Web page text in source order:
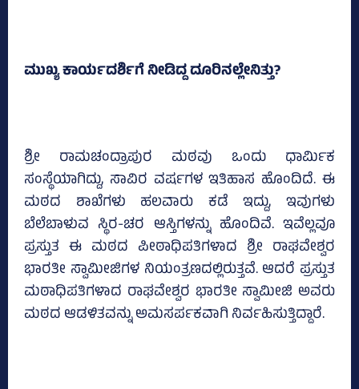
ಮುಖ್ಯ ಕಾರ್ಯದರ್ಶಿಗೆ ನೀಡಿದ್ದ ದೂರಿನಲ್ಲೇನಿತ್ತು?
ಶ್ರೀ ರಾಮಚಂದ್ರಾಪುರ ಮಠವು ಒಂದು ಧಾರ್ಮಿಕ
ಸಂಸ್ಥೆಯಾಗಿದ್ದು, ಸಾವಿರ ವರ್ಷಗಳ ಇತಿಹಾಸ ಹೊಂದಿದೆ. ಈ
ಮಠದ ಶಾಖೆಗಳು ಹಲವಾರು ಕಡೆ ಇದ್ದು, ಇವುಗಳು
ಬೆಲೆಬಾಳುವ ಸ್ಥಿರ-ಚರ ಆಸ್ತಿಗಳನ್ನು ಹೊಂದಿವೆ. ಇವೆಲ್ಲವೂ
ಪ್ರಸ್ತುತ ಈ ಮಠದ ಪೀಠಾಧಿಪತಿಗಳಾದ ಶ್ರೀ ರಾಘವೇಶ್ವರ
ಭಾರತೀ ಸ್ವಾಮೀಜಿಗಳ ನಿಯಂತ್ರಣದಲ್ಲಿರುತ್ತವೆ. ಆದರೆ ಪ್ರಸ್ತುತ
ಮಠಾಧಿಪತಿಗಳಾದ ರಾಘವೇಶ್ವರ ಭಾರತೀ ಸ್ವಾಮೀಜಿ ಅವರು
ಮಠದ ಆಡಳಿತವನ್ನು ಅಮಸರ್ಪಕವಾಗಿ ನಿರ್ವಹಿಸುತ್ತಿದ್ದಾರೆ.